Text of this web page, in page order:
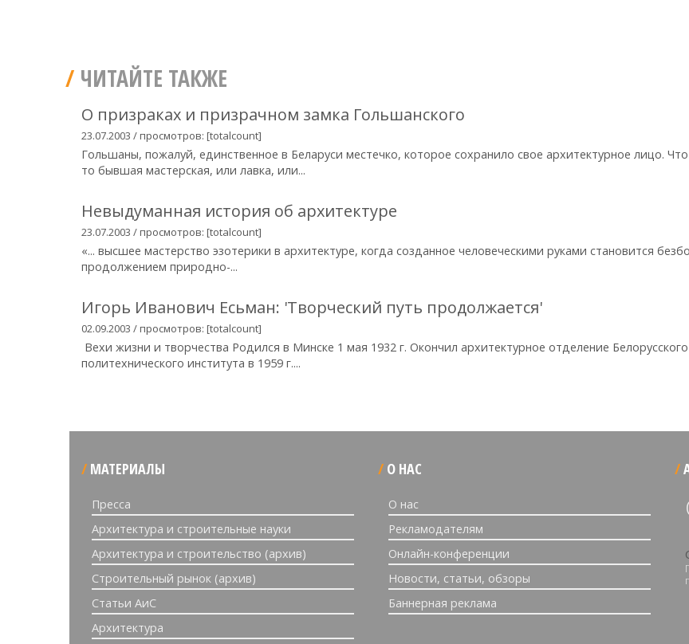
ЧИТАЙТЕ ТАКЖЕ
О призраках и призрачном замка Гольшанского
23.07.2003 / просмотров: [totalcount]
Гольшаны, пожалуй, единственное в Беларуси местечко, которое сохранило свое архитектурное лицо.
то бывшая мастерская, или лавка, или...
Невыдуманная история об архитектуре
23.07.2003 / просмотров: [totalcount]
«... высшее мастерство эзотерики в архитектуре, когда созданное человеческими руками становится
продолжением природно-...
Игорь Иванович Есьман: 'Творческий путь продолжается'
02.09.2003 / просмотров: [totalcount]
Вехи жизни и творчества Родился в Минске 1 мая 1932 г. Окончил архитектурное отделение Белорусского
политехнического института в 1959 г....
МАТЕРИАЛЫ
Пресса
Архитектура и строительные науки
Архитектура и строительство (архив)
Строительный рынок (архив)
Статьи АиС
Архитектура
О НАС
О нас
Рекламодателям
Онлайн-конференции
Новости, статьи, обзоры
Баннерная реклама